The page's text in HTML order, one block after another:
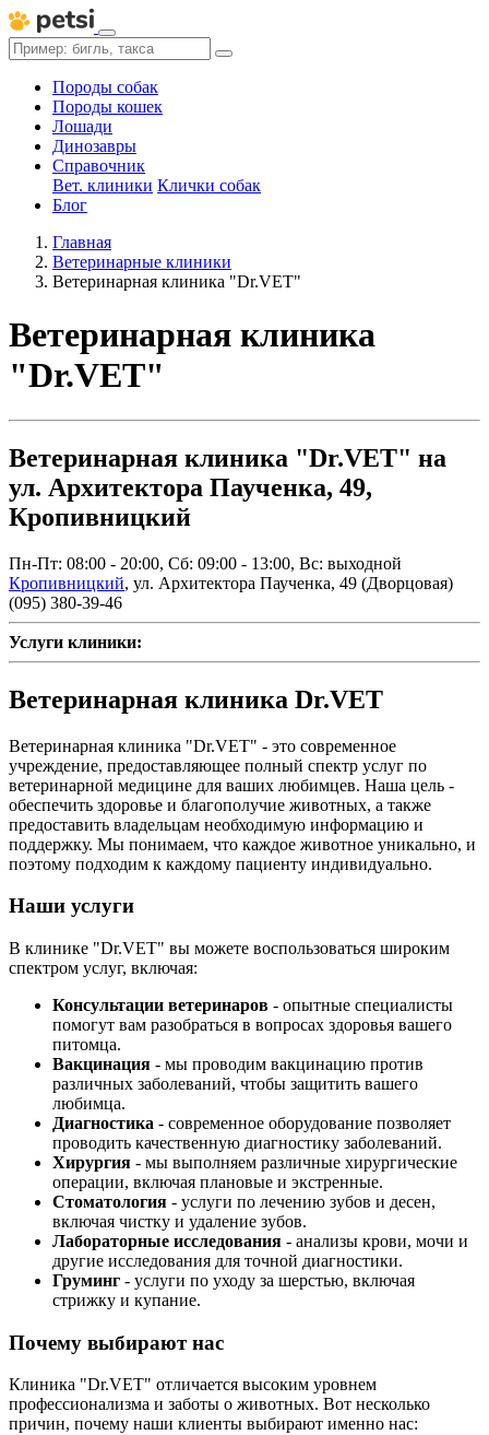
Породы собак
Породы кошек
Лошади
Динозавры
Справочник
Вет. клиники Клички собак
Блог
Главная
Ветеринарные клиники
Ветеринарная клиника "Dr.VET"
Ветеринарная клиника
"Dr.VET"
Ветеринарная клиника "Dr.VET" на
ул. Архитектора Паученка, 49,
Кропивницкий
Пн-Пт: 08:00 - 20:00, Сб: 09:00 - 13:00, Вс: выходной
Кропивницкий, ул. Архитектора Паученка, 49 (Дворцовая)
(095) 380-39-46
Услуги клиники:
Ветеринарная клиника Dr.VET
Ветеринарная клиника "Dr.VET" - это современное
учреждение, предоставляющее полный спектр услуг по
ветеринарной медицине для ваших любимцев. Наша цель -
обеспечить здоровье и благополучие животных, а также
предоставить владельцам необходимую информацию и
поддержку. Мы понимаем, что каждое животное уникально, и
поэтому подходим к каждому пациенту индивидуально.
Наши услуги
В клинике "Dr.VET" вы можете воспользоваться широким
спектром услуг, включая:
Консультации ветеринаров - опытные специалисты
помогут вам разобраться в вопросах здоровья вашего
питомца.
Вакцинация - мы проводим вакцинацию против
различных заболеваний, чтобы защитить вашего
любимца.
Диагностика - современное оборудование позволяет
проводить качественную диагностику заболеваний.
Хирургия - мы выполняем различные хирургические
операции, включая плановые и экстренные.
Стоматология - услуги по лечению зубов и десен,
включая чистку и удаление зубов.
Лабораторные исследования - анализы крови, мочи и
другие исследования для точной диагностики.
Груминг - услуги по уходу за шерстью, включая
стрижку и купание.
Почему выбирают нас
Клиника "Dr.VET" отличается высоким уровнем
профессионализма и заботы о животных. Вот несколько
причин, почему наши клиенты выбирают именно нас: